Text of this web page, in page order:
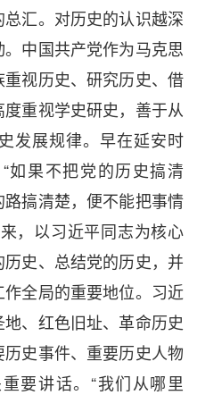
汇。对历史的认识越深
中国共产党作为马克思
视历史、研究历史、借
重视学史研史，善于从
发展规律。早在延安时
如果不把党的历史搞清
搞清楚，便不能把事情
，以习近平同志为核心
史、总结党的历史，并
全局的重要地位。习近
、红色旧址、革命历史
史事件、重要历史人物
要讲话。“我们从哪里